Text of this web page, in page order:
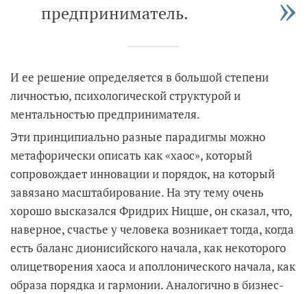
предприниматель.
И ее решение определяется в большой степени
личностью, психологической структурой и
ментальностью предпринимателя.
Эти принципиально разные парадигмы можно
метафорически описать как «хаос», который
сопровождает инновации и порядок, на который
завязано масштабирование. На эту тему очень
хорошо высказался Фридрих Ницше, он сказал, что,
наверное, счастье у человека возникает тогда, когда
есть баланс дионисийского начала, как некоторого
олицетворения хаоса и аполлонического начала, как
образа порядка и гармонии. Аналогично в бизнес-